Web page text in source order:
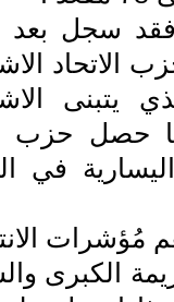
فقد سجل بعد
الاتحاد
... بينما حصل
في
مُؤشرات
الكبرى